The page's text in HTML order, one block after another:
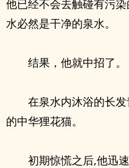
他已经不会去触碰有污
水必然是干净的泉水。
结果，他就中招了。
在泉水内沐浴的长
的中华狸花猫。
初期惊慌之后,他迅